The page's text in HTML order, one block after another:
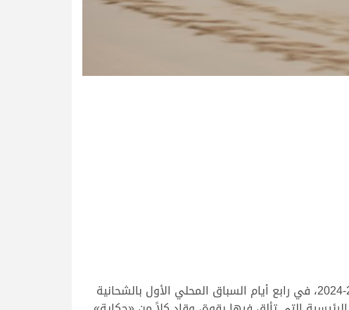
سجل المضمر محمد بن خالد العطية حضوره القوي مع هجن الشعار الأدعم، في انطلاقة الموسم الجديد 2023-2024، في رابع أيام السباق المحلي الأول بالشحانية